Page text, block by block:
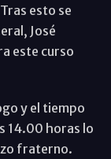
esto se
José
este curso
y el tiempo
14.00 horas lo
fraterno.